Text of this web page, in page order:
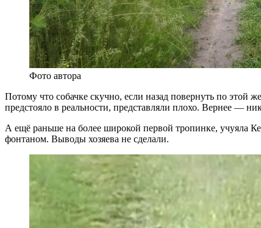
Фото автора
Потому что собачке скучно, если назад повернуть по
предстояло в реальности, представляли плохо. Вернее —
А ещё раньше на более широкой первой тропинке, учуяла
фонтаном. Выводы хозяева не сделали.